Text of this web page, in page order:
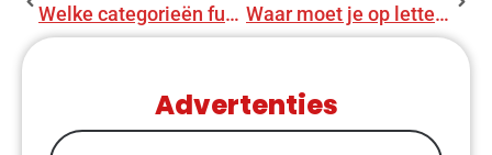
Welke categorieën funderingssystemen zijn er? Waar moet je op letten bij de aankoop van een nieuwbouwwoning?
Advertenties